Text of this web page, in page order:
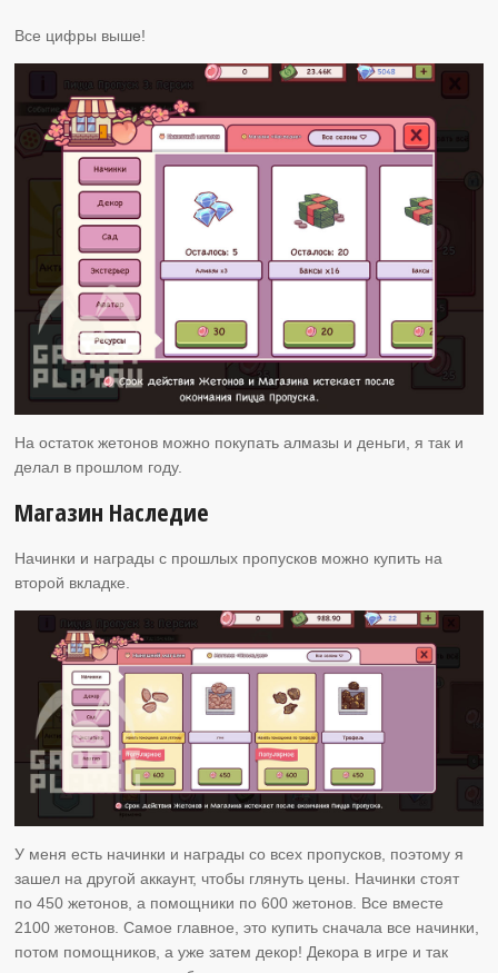
Все цифры выше!
На остаток жетонов можно покупать алмазы и деньги, я так и
делал в прошлом году.
Магазин Наследие
Начинки и награды с прошлых пропусков можно купить на
второй вкладке.
У меня есть начинки и награды со всех пропусков, поэтому я
зашел на другой аккаунт, чтобы глянуть цены. Начинки стоят
по 450 жетонов, а помощники по 600 жетонов. Все вместе
2100 жетонов. Самое главное, это купить сначала все начинки,
потом помощников, а уже затем декор! Декора в игре и так